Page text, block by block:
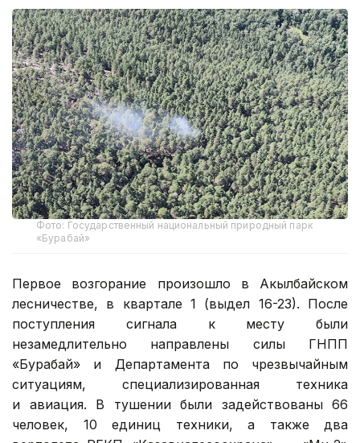
Фото: Государственный национальный природный парк
«Бурабай»
Первое возгорание произошло в Акылбайском
лесничестве, в квартале 1 (выдел 16-23). После
поступления сигнала к месту были
незамедлительно направлены силы ГНПП
«Бурабай» и Департамента по чрезвычайным
ситуациям, специализированная техника
и авиация. В тушении были задействованы 66
человек, 10 единиц техники, а также два